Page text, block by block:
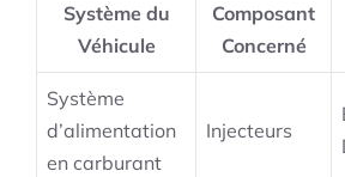
Système du
Véhicule
Composant
Concerné
Système
d’alimentation
en carburant
Injecteurs